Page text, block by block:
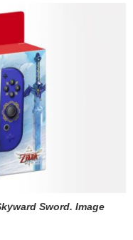
Sword. Image